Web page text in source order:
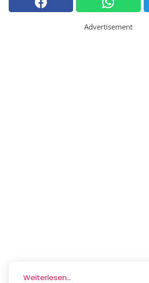
Advertisement
Weiterlesen...